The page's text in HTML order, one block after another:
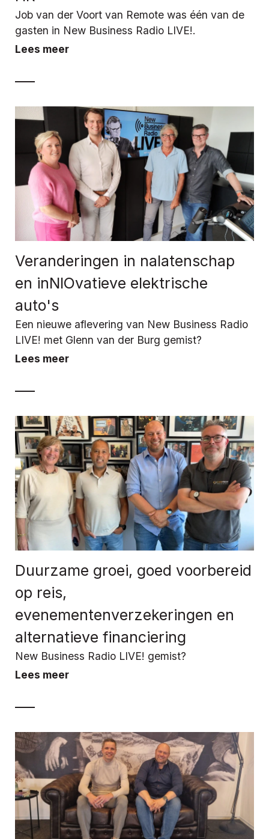
Job van der Voort van Remote was één van de
gasten in New Business Radio LIVE!.
Lees meer
Veranderingen in nalatenschap
en inNIOvatieve elektrische
auto's
Een nieuwe aflevering van New Business Radio
LIVE! met Glenn van der Burg gemist?
Lees meer
Duurzame groei, goed voorbereid
op reis,
evenementenverzekeringen en
alternatieve financiering
New Business Radio LIVE! gemist?
Lees meer